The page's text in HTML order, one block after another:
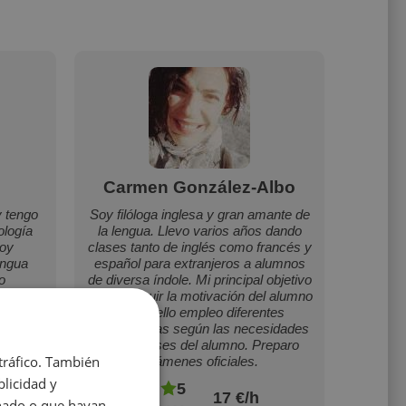
tengo
Carmen González-Albo
Soy filóloga inglesa y gran amante de
la lengua. Llevo varios años dando
clases tanto de inglés como francés y
español para extranjeros a alumnos
de diversa índole. Mi principal objetivo
es conseguir la motivación del alumno
y para ello empleo diferentes
metodologías según las necesidades
y/o intereses del alumno. Preparo
exámenes oficiales.
5 17 €/h
También
y